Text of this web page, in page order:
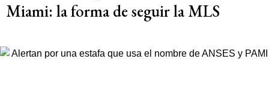
Miami: la forma de seguir la MLS